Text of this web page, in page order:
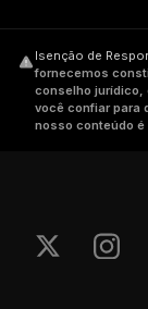
Isenção de
fornecemos
conselho jurídico,
você confiar para
nosso conteúdo